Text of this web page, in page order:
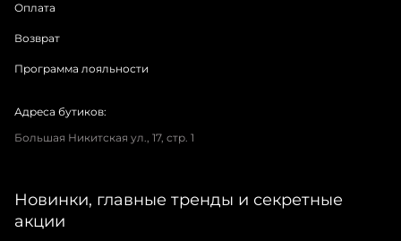
Оплата
Возврат
Программа лояльности
Адреса бутиков:
Большая Никитская ул., 17, стр. 1
Новинки, главные тренды и секретные
акции